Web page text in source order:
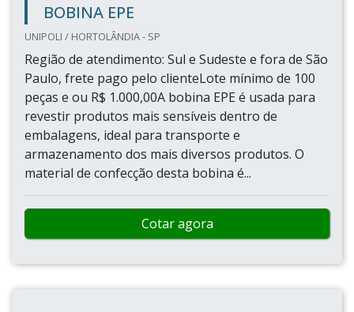
BOBINA EPE
UNIPOLI / HORTOLÂNDIA - SP
Região de atendimento: Sul e Sudeste e fora de São
Paulo, frete pago pelo clienteLote mínimo de 100
peças e ou R$ 1.000,00A bobina EPE é usada para
revestir produtos mais sensíveis dentro de
embalagens, ideal para transporte e
armazenamento dos mais diversos produtos. O
material de confecção desta bobina é...
Cotar agora